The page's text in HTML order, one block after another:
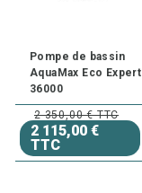
Pompe de bassin
AquaMax Eco Expert
36000
2 350,00 € TTC
2 115,00 €
TTC